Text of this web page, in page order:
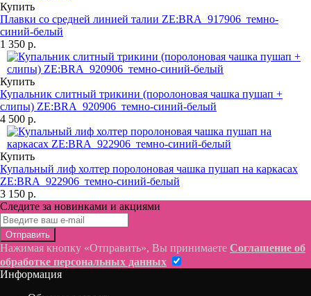
Купить
Плавки со средней линией талии ZE:BRA_917906_темно-
синий-белый
1 350 р.
Купить
Купальник слитный трикини (поролоновая чашка пушап +
слипы) ZE:BRA_920906_темно-синий-белый
4 500 р.
Купить
Купальный лиф холтер поролоновая чашка пушап на каркасах
ZE:BRA_922906_темно-синий-белый
3 150 р.
Следите за новинками и акциями
Отправить
Нажимая кнопку «Отправить», Вы принимаете Соглашение об
обработке персональных данных
Информация